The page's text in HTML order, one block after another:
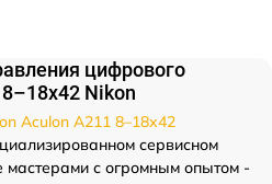
цифрового
Nikon
Aculon A211 8–18x42
сервисном
мастерами с огромным опытом -